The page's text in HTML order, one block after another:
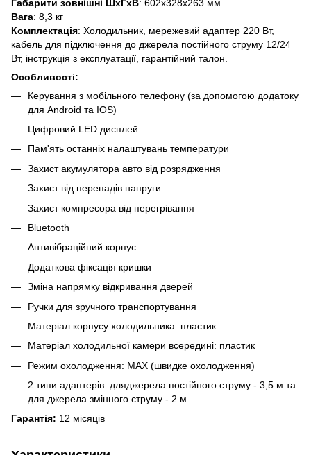
Габарити зовнішні ШхГхВ: 602x328x263 мм
Вага: 8,3 кг
Комплектація: Холодильник, мережевий адаптер 220 Вт,
кабель для підключення до джерела постійного струму 12/24
Вт, інструкція з експлуатації, гарантійний талон.
Особливості:
Керування з мобільного телефону (за допомогою додатоку
для Android та IOS)
Цифровий LED дисплей
Пам'ять останніх налаштувань температури
Захист акумулятора авто від розрядження
Захист від перепадів напруги
Захист компресора від перегрівання
Bluetooth
Антивібраційний корпус
Додаткова фіксація кришки
Зміна напрямку відкривання дверей
Ручки для зручного транспортування
Матеріал корпусу холодильника: пластик
Матеріал холодильної камери всередині: пластик
Режим охолодження: MAX (швидке охолодження)
2 типи адаптерів: дляджерела постійного струму - 3,5 м та
для джерела змінного струму - 2 м
Гарантія: 12 місяців